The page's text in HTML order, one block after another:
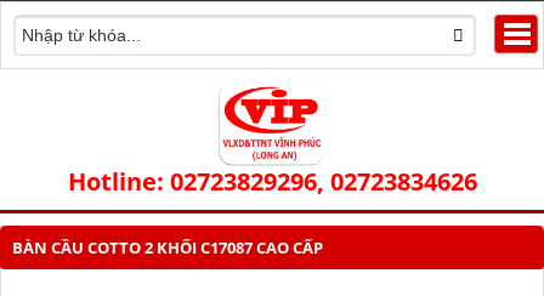
Hotline: 02723829296, 02723834626
BÀN CẦU COTTO 2 KHỐI C17087 CAO CẤP